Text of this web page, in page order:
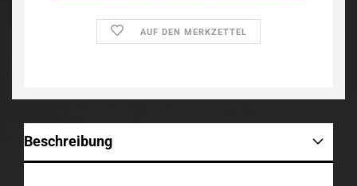
AUF DEN MERKZETTEL
Beschreibung